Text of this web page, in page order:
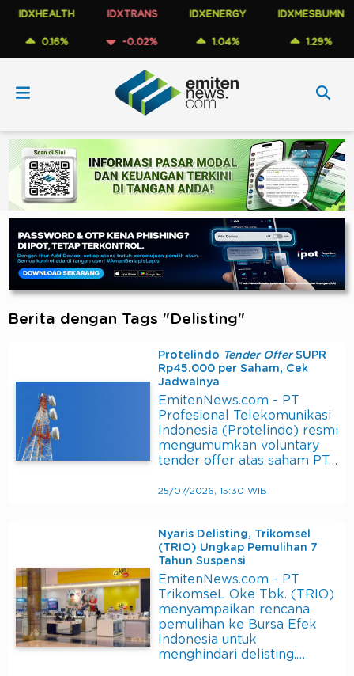
0.16%
IDXTRANS
-0.02%
IDXENERGY
1.04%
IDXMESBUMN
1.29%
Berita dengan Tags "Delisting"
Protelindo Tender Offer SUPR
Rp45.000 per Saham, Cek
Jadwalnya
EmitenNews.com - PT
Profesional Telekomunikasi
Indonesia (Protelindo) resmi
mengumumkan voluntary
tender offer atas saham PT…
25/07/2026, 15:30 WIB
Nyaris Delisting, Trikomsel
(TRIO) Ungkap Pemulihan 7
Tahun Suspensi
EmitenNews.com - PT
TrikomseL Oke Tbk. (TRIO)
menyampaikan rencana
pemulihan ke Bursa Efek
Indonesia untuk
menghindari delisting.…